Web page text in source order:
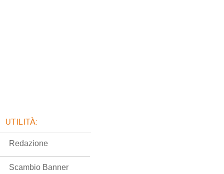
UTILITÀ:
Redazione
Scambio Banner